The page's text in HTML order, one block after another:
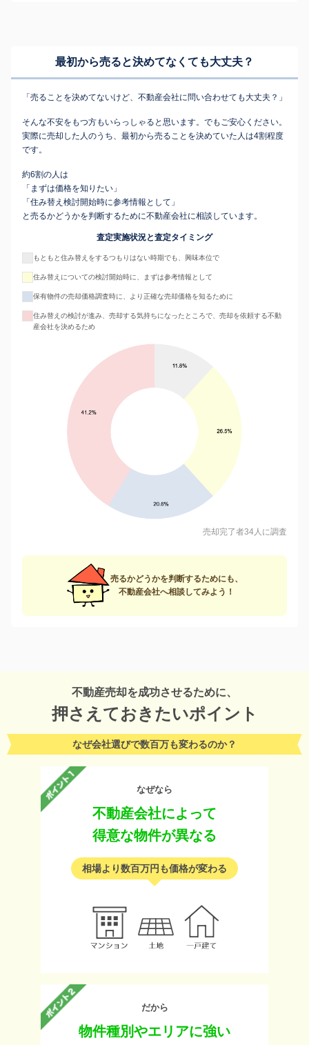
最初から売ると決めてなくても大丈夫？
「売ることを決めてないけど、不動産会社に問い合わせても大丈夫？」
そんな不安をもつ方もいらっしゃると思います。でもご安心ください。
実際に売却した人のうち、最初から売ることを決めていた人は4割程度
です。
約6割の人は
「まずは価格を知りたい」
「住み替え検討開始時に参考情報として」
と売るかどうかを判断するために不動産会社に相談しています。
査定実施状況と査定タイミング
もともと住み替えをするつもりはない時期でも、興味本位で
住み替えについての検討開始時に、まずは参考情報として
保有物件の売却価格調査時に、より正確な売却価格を知るために
住み替えの検討が進み、売却する気持ちになったところで、売却を依頼する不動
産会社を決めるため
売却完了者34人に調査
売るかどうかを判断するためにも、
不動産会社へ相談してみよう！
不動産売却を成功させるために、
押さえておきたいポイント
なぜ会社選びで数百万も変わるのか？
なぜなら
不動産会社によって
得意な物件が異なる
相場より数百万円も価格が変わる
だから
物件種別やエリアに強い